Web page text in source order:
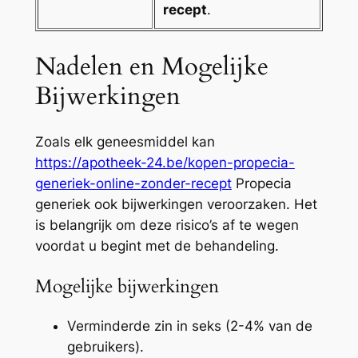
recept.
Nadelen en Mogelijke
Bijwerkingen
Zoals elk geneesmiddel kan
https://apotheek-24.be/kopen-propecia-
generiek-online-zonder-receptPropecia
generiek ook bijwerkingen veroorzaken. Het
is belangrijk om deze risico’s af te wegen
voordat u begint met de behandeling.
Mogelijke bijwerkingen
Verminderde zin in seks (2-4% van de
gebruikers).